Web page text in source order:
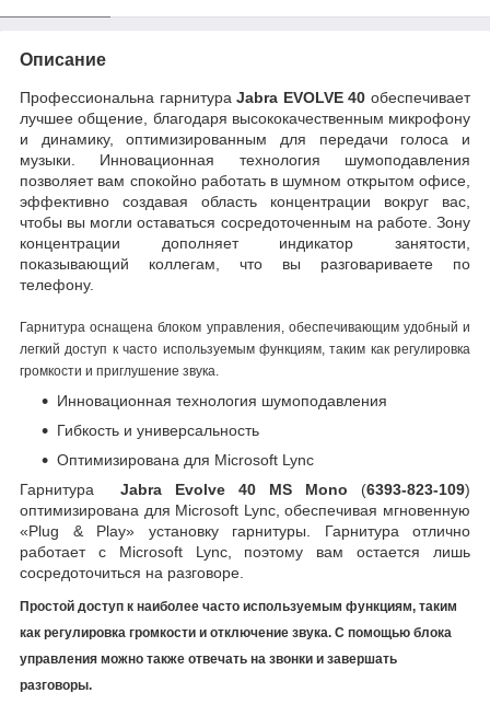
Описание
Профессиональна гарнитураJabra EVOLVE 40 обеспечивает
лучшее общение, благодаря высококачественным микрофону
и динамику, оптимизированным для передачи голоса и
музыки. Инновационная технология шумоподавления
позволяет вам спокойно работать в шумном открытом офисе,
эффективно создавая область концентрации вокруг вас,
чтобы вы могли оставаться сосредоточенным на работе. Зону
концентрации дополняет индикатор занятости,
показывающий коллегам, что вы разговариваете по
телефону.
Гарнитура оснащена блоком управления, обеспечивающим удобный и
легкий доступ к часто используемым функциям, таким как регулировка
громкости и приглушение звука.
Инновационная технология шумоподавления
Гибкость и универсальность
Оптимизирована для Microsoft Lync
Гарнитура Jabra Evolve 40 MS Mono (6393-823-109)
оптимизирована для Microsoft Lync, обеспечивая мгновенную
«Plug & Play» установку гарнитуры. Гарнитура отлично
работает с Microsoft Lync, поэтому вам остается лишь
сосредоточиться на разговоре.
Простой доступ к наиболее часто используемым функциям, таким
как регулировка громкости и отключение звука. С помощью блока
управления можно также отвечать на звонки и завершать
разговоры.